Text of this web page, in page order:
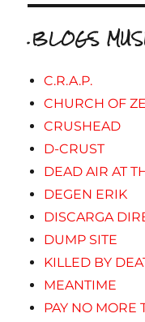
.BLOGS
C.R.A.P.
CHURCH OF
CRUSHEAD
D-CRUST
DEAD AIR AT
DEGEN ERIK
DISCARGA
DUMP SITE
KILLED BY
MEANTIME
PAY NO MORE